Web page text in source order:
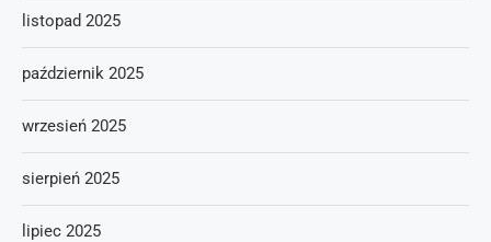
listopad 2025
październik 2025
wrzesień 2025
sierpień 2025
lipiec 2025